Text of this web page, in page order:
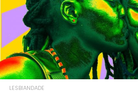
LESBIANDADE